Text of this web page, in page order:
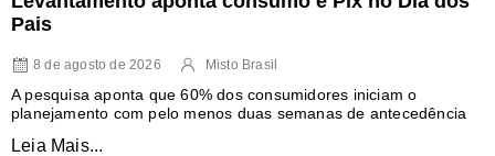
Pais
8 de agosto de 2026 Misto Brasil
A pesquisa aponta que 60% dos consumidores iniciam o
planejamento com pelo menos duas semanas de antecedência
Leia Mais...